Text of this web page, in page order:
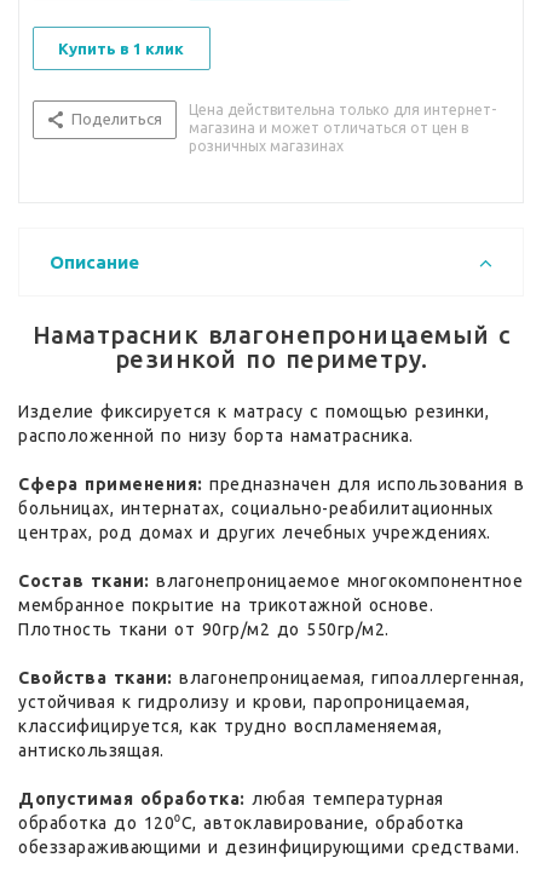
Купить в 1 клик
Поделиться
Цена действительна только для интернет-
магазина и может отличаться от цен в
розничных магазинах
Описание
Наматрасник влагонепроницаемый с
резинкой по периметру.
Изделие фиксируется к матрасу с помощью резинки,
расположенной по низу борта наматрасника.
Сфера применения: предназначен для использования в
больницах, интернатах, социально-реабилитационных
центрах, род домах и других лечебных учреждениях.
Состав ткани: влагонепроницаемое многокомпонентное
мембранное покрытие на трикотажной основе.
Плотность ткани от 90гр/м2 до 550гр/м2.
Свойства ткани: влагонепроницаемая, гипоаллергенная,
устойчивая к гидролизу и крови, паропроницаемая,
классифицируется, как трудно воспламеняемая,
антискользящая.
Допустимая обработка: любая температурная
обработка до 120⁰С, автоклавирование, обработка
обеззараживающими и дезинфицирующими средствами.